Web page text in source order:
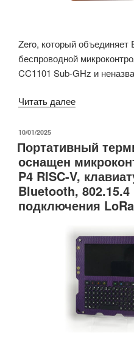
Zigbee»
Zero, который объединяет
беспроводной
CC1101 Sub-GHz и
Читать далее«FlipMods
это
модуль
расширения
Flipper
Zero
в
1
с
модулями
ESP32,
GPS
и
ОПУБЛИКОВАНО
10/01/2025
Портативный
оснащен
P4 RISC-V,
Bluetooth,
подключения